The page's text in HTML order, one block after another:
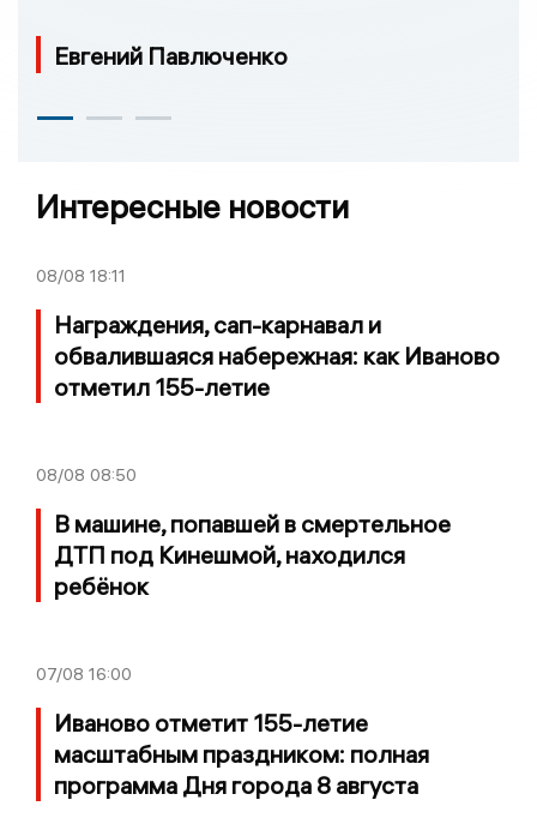
Евгений Павлюченко
Интересные новости
08/08 18:11
Награждения, сап-карнавал и
обвалившаяся набережная: как Иваново
отметил 155-летие
08/08 08:50
В машине, попавшей в смертельное
ДТП под Кинешмой, находился
ребёнок
07/08 16:00
Иваново отметит 155-летие
масштабным праздником: полная
программа Дня города 8 августа